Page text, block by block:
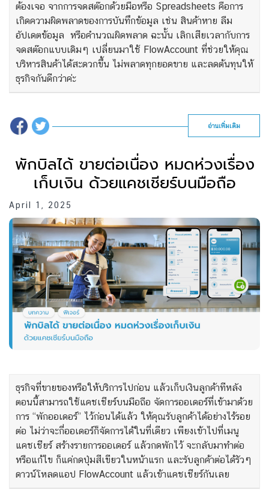
ต้องเจอ จากการจดสต๊อกด้วยมือหรือ Spreadsheets คือการ
เกิดความผิดพลาดของการบันทึกข้อมูล เช่น สินค้าหาย ลืม
อัปเดตข้อมูล หรือคำนวณผิดพลาด ฉะนั้น เลิกเสียเวลากับการ
จดสต๊อกแบบเดิมๆ เปลี่ยนมาใช้ FlowAccount ที่ช่วยให้คุณ
บริหารสินค้าได้สะดวกขึ้น ไม่พลาดทุกยอดขาย และลดต้นทุนให้
ธุรกิจกันดีกว่าค่ะ
อ่านเพิ่มเติม
พักบิลได้ ขายต่อเนื่อง หมดห่วงเรื่อง
เก็บเงิน ด้วยแคชเชียร์บนมือถือ
April 1, 2025
ธุรกิจที่ขายของหรือให้บริการไปก่อน แล้วเก็บเงินลูกค้าทีหลัง
ตอนนี้สามารถใช้แคชเชียร์บนมือถือ จัดการออเดอร์ที่เข้ามาด้วย
การ “พักออเดอร์” ไว้ก่อนได้แล้ว ให้คุณรับลูกค้าได้อย่างไร้รอย
ต่อ ไม่ว่าจะกี่ออเดอร์ก็จัดการได้ในที่เดียว เพียงเข้าไปที่เมนู
แคชเชียร์ สร้างรายการออเดอร์ แล้วกดพักไว้ จะกลับมาทำต่อ
หรือแก้ไข ก็แค่กดปุ่มสีเขียวในหน้าแรก และรับลูกค้าต่อได้รัวๆ
ดาวน์โหลดแอป FlowAccount แล้วเข้าแคชเชียร์กันเลย